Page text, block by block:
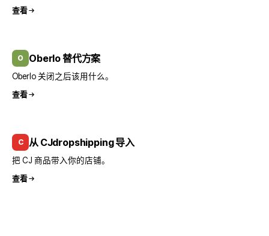
查看
O Oberlo 替代方案
Oberlo 关闭之后该用什么。
查看
C 从 CJdropshipping 导入
把 CJ 商品带入你的店铺。
查看